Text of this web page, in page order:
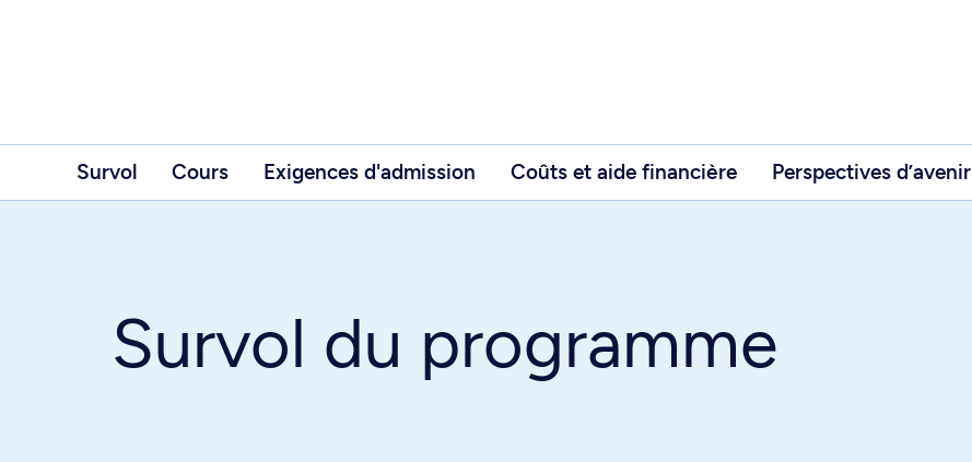
Survol Cours Exigences d'admission Coûts et aide financière Perspectives d’avenir
Survol du programme